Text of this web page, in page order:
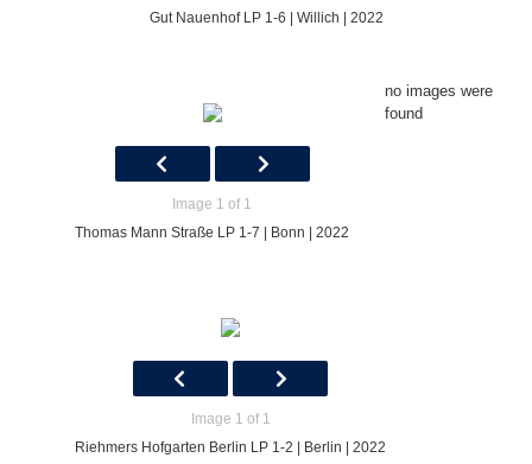
Gut Nauenhof LP 1-6 | Willich | 2022
Image 1 of 1
Thomas Mann Straße LP 1-7 | Bonn | 2022
Image 1 of 1
Riehmers Hofgarten Berlin LP 1-2 | Berlin | 2022
no images were
found